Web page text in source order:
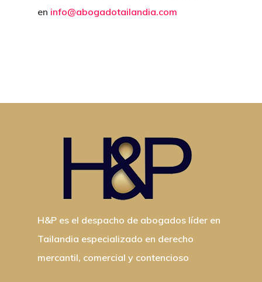
en info@abogadotailandia.com
H&P es el despacho de abogados líder en
Tailandia especializado en derecho
mercantil, comercial y contencioso